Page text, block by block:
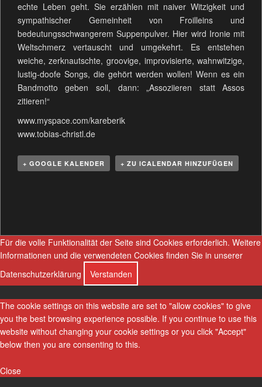
echte Leben geht. Sie erzählen mit naiver Witzigkeit und
sympathischer Gemeinheit von Froilleins und
bedeutungsschwangerem Suppenpulver. Hier wird Ironie mit
Weltschmerz vertauscht und umgekehrt. Es entstehen
weiche, zerknautschte, groovige, improvisierte, wahnwitzige,
lustig-doofe Songs, die gehört werden wollen! Wenn es ein
Bandmotto geben soll, dann: „Assoziieren statt Assos
zitieren!“
www.myspace.com/kareberik
www.tobias-christl.de
+ GOOGLE KALENDER + ZU ICALENDAR HINZUFÜGEN
a
n
s
t
a
l
t
u
n
N
Für die volle Funktionalität der Seite sind Cookies erforderlich. Weitere
Informationen und die verwendeten Cookies finden Sie in unserer
Datenschutzerklärung
Verstanden
The cookie settings on this website are set to "allow cookies" to give
you the best browsing experience possible. If you continue to use this
website without changing your cookie settings or you click "Accept"
below then you are consenting to this.
Close